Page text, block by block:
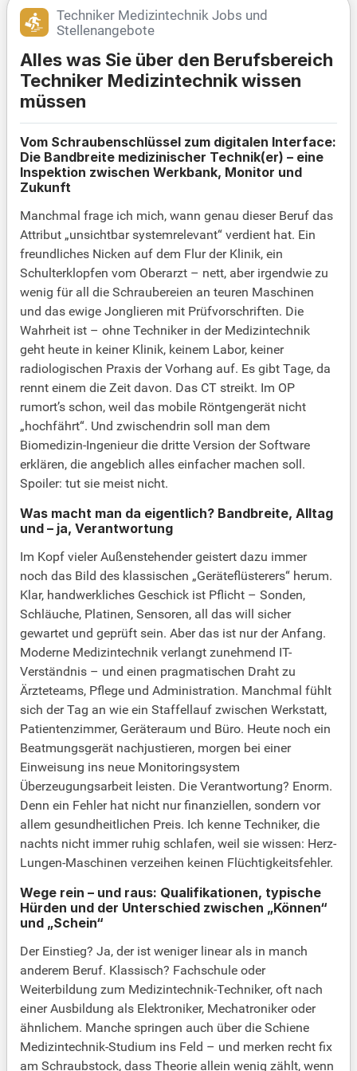
Techniker Medizintechnik Jobs und
Stellenangebote
Alles was Sie über den Berufsbereich
Techniker Medizintechnik wissen
müssen
Vom Schraubenschlüssel zum digitalen Interface:
Die Bandbreite medizinischer Technik(er) – eine
Inspektion zwischen Werkbank, Monitor und
Zukunft
Manchmal frage ich mich, wann genau dieser Beruf das
Attribut „unsichtbar systemrelevant“ verdient hat. Ein
freundliches Nicken auf dem Flur der Klinik, ein
Schulterklopfen vom Oberarzt – nett, aber irgendwie zu
wenig für all die Schraubereien an teuren Maschinen
und das ewige Jonglieren mit Prüfvorschriften. Die
Wahrheit ist – ohne Techniker in der Medizintechnik
geht heute in keiner Klinik, keinem Labor, keiner
radiologischen Praxis der Vorhang auf. Es gibt Tage, da
rennt einem die Zeit davon. Das CT streikt. Im OP
rumort’s schon, weil das mobile Röntgengerät nicht
„hochfährt“. Und zwischendrin soll man dem
Biomedizin-Ingenieur die dritte Version der Software
erklären, die angeblich alles einfacher machen soll.
Spoiler: tut sie meist nicht.
Was macht man da eigentlich? Bandbreite, Alltag
und – ja, Verantwortung
Im Kopf vieler Außenstehender geistert dazu immer
noch das Bild des klassischen „Geräteflüsterers“ herum.
Klar, handwerkliches Geschick ist Pflicht – Sonden,
Schläuche, Platinen, Sensoren, all das will sicher
gewartet und geprüft sein. Aber das ist nur der Anfang.
Moderne Medizintechnik verlangt zunehmend IT-
Verständnis – und einen pragmatischen Draht zu
Ärzteteams, Pflege und Administration. Manchmal fühlt
sich der Tag an wie ein Staffellauf zwischen Werkstatt,
Patientenzimmer, Geräteraum und Büro. Heute noch ein
Beatmungsgerät nachjustieren, morgen bei einer
Einweisung ins neue Monitoringsystem
Überzeugungsarbeit leisten. Die Verantwortung? Enorm.
Denn ein Fehler hat nicht nur finanziellen, sondern vor
allem gesundheitlichen Preis. Ich kenne Techniker, die
nachts nicht immer ruhig schlafen, weil sie wissen: Herz-
Lungen-Maschinen verzeihen keinen Flüchtigkeitsfehler.
Wege rein – und raus: Qualifikationen, typische
Hürden und der Unterschied zwischen „Können“
und „Schein“
Der Einstieg? Ja, der ist weniger linear als in manch
anderem Beruf. Klassisch? Fachschule oder
Weiterbildung zum Medizintechnik-Techniker, oft nach
einer Ausbildung als Elektroniker, Mechatroniker oder
ähnlichem. Manche springen auch über die Schiene
Medizintechnik-Studium ins Feld – und merken recht fix
am Schraubstock, dass Theorie allein wenig zählt, wenn